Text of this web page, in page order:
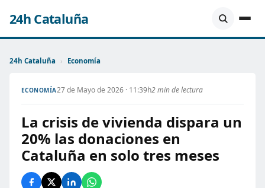
24h Cataluña
24h Cataluña › Economía
ECONOMÍA27 de Mayo de 2026 · 11:39h2 min de lectura
La crisis de vivienda dispara un
20% las donaciones en
Cataluña en solo tres meses